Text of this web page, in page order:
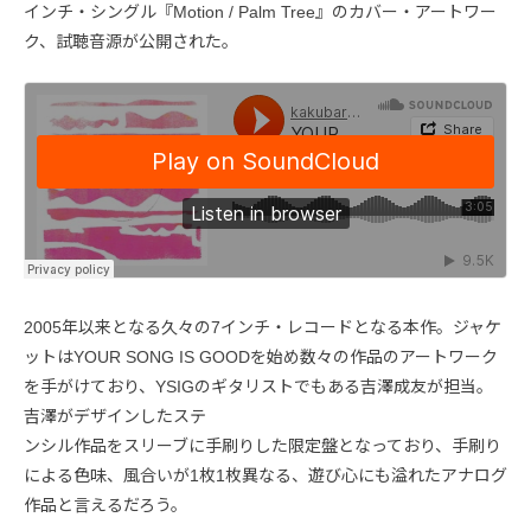
インチ・シングル『Motion / Palm Tree』のカバー・アートワー
ク、試聴音源が公開された。
2005年以来となる久々の7インチ・レコードとなる本作。ジャケ
ットはYOUR SONG IS GOODを始め数々の作品のアートワーク
を手がけており、YSIGのギタリストでもある吉澤成友が担当。
吉澤がデザインしたステ
ンシル作品をスリーブに手刷りした限定盤となっており、手刷り
による色味、風合いが1枚1枚異なる、遊び心にも溢れたアナログ
作品と言えるだろう。